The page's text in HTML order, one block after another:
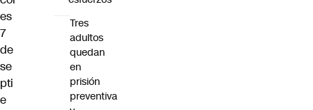
es
7
de
se
pti
e
Tres
adultos
quedan
en
prisión
preventiva